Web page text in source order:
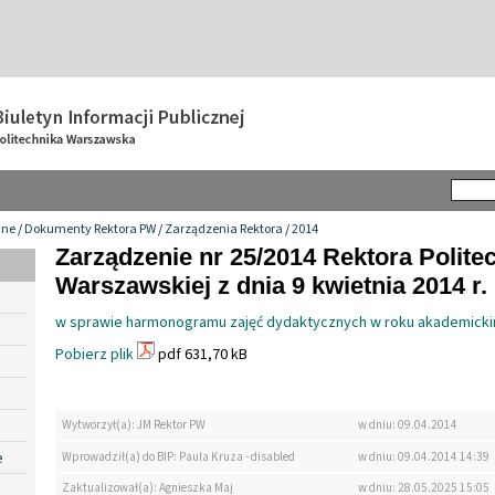
/Dokumenty Rektora PW/Zarządzenia Rektora/2014
Zarządzenie nr 25/2014 Rektora
Warszawskiej z dnia 9 kwietnia 2014 r.
w sprawie harmonogramu zajęć dydaktycznych w roku
Pobierz plik
pdf 631,70 kB
Wytworzył(a): JM Rektor PW
w dniu: 09.04.2014
Wprowadził(a) do BIP: Paula Kruza - disabled
w dniu: 09.04.2014 14:39
Zaktualizował(a): Agnieszka Maj
w dniu: 28.05.2025 15:05